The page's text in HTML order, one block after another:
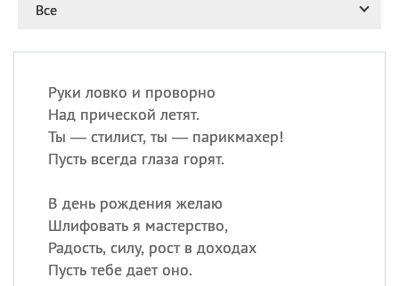
Все
Руки ловко и проворно
Над прической летят.
Ты — стилист, ты — парикмахер!
Пусть всегда глаза горят.
В день рождения желаю
Шлифовать я мастерство,
Радость, силу, рост в доходах
Пусть тебе дает оно.
день
09.08
(Smokey Bear Day)
Сегодня празднуют именины